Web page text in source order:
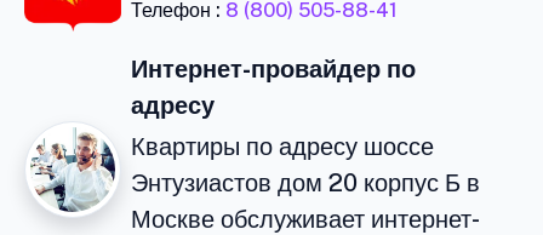
Телефон : 8 (800) 505-88-41
Интернет-провайдер по
адресу
Квартиры по адресу шоссе
Энтузиастов дом 20 корпус Б в
Москве обслуживает интернет-